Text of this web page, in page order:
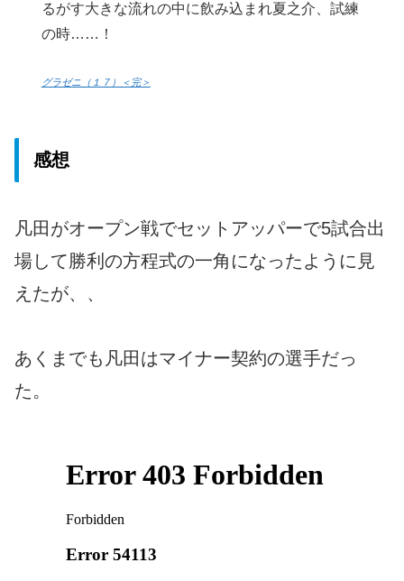
るがす大きな流れの中に飲み込まれ夏之介、試練
の時……！
グラゼニ（１７）＜完＞
感想
凡田がオープン戦でセットアッパーで5試合出
場して勝利の方程式の一角になったように見
えたが、、
あくまでも凡田はマイナー契約の選手だっ
た。